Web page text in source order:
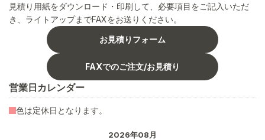
見積り用紙をダウンロード・印刷して、必要項目をご記入いただ
き、ライトアップまでFAXをお送りください。
お見積りフォーム
FAXでのご注文/お見積り
営業日カレンダー
2026年08月
色は定休日となります。